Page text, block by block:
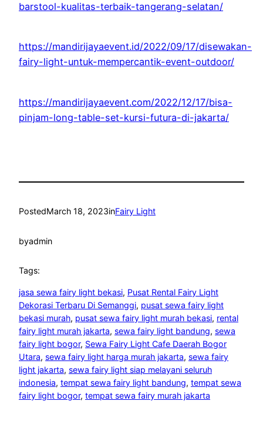
barstool-kualitas-terbaik-tangerang-selatan/
https://mandirijayaevent.id/2022/09/17/disewakan-
fairy-light-untuk-mempercantik-event-outdoor/
https://mandirijayaevent.com/2022/12/17/bisa-
pinjam-long-table-set-kursi-futura-di-jakarta/
PostedMarch 18, 2023inFairy Light
byadmin
Tags:
jasa sewa fairy light bekasi, Pusat Rental Fairy Light
Dekorasi Terbaru Di Semanggi, pusat sewa fairy light
bekasi murah, pusat sewa fairy light murah bekasi, rental
fairy light murah jakarta, sewa fairy light bandung, sewa
fairy light bogor, Sewa Fairy Light Cafe Daerah Bogor
Utara, sewa fairy light harga murah jakarta, sewa fairy
light jakarta, sewa fairy light siap melayani seluruh
indonesia, tempat sewa fairy light bandung, tempat sewa
fairy light bogor, tempat sewa fairy murah jakarta